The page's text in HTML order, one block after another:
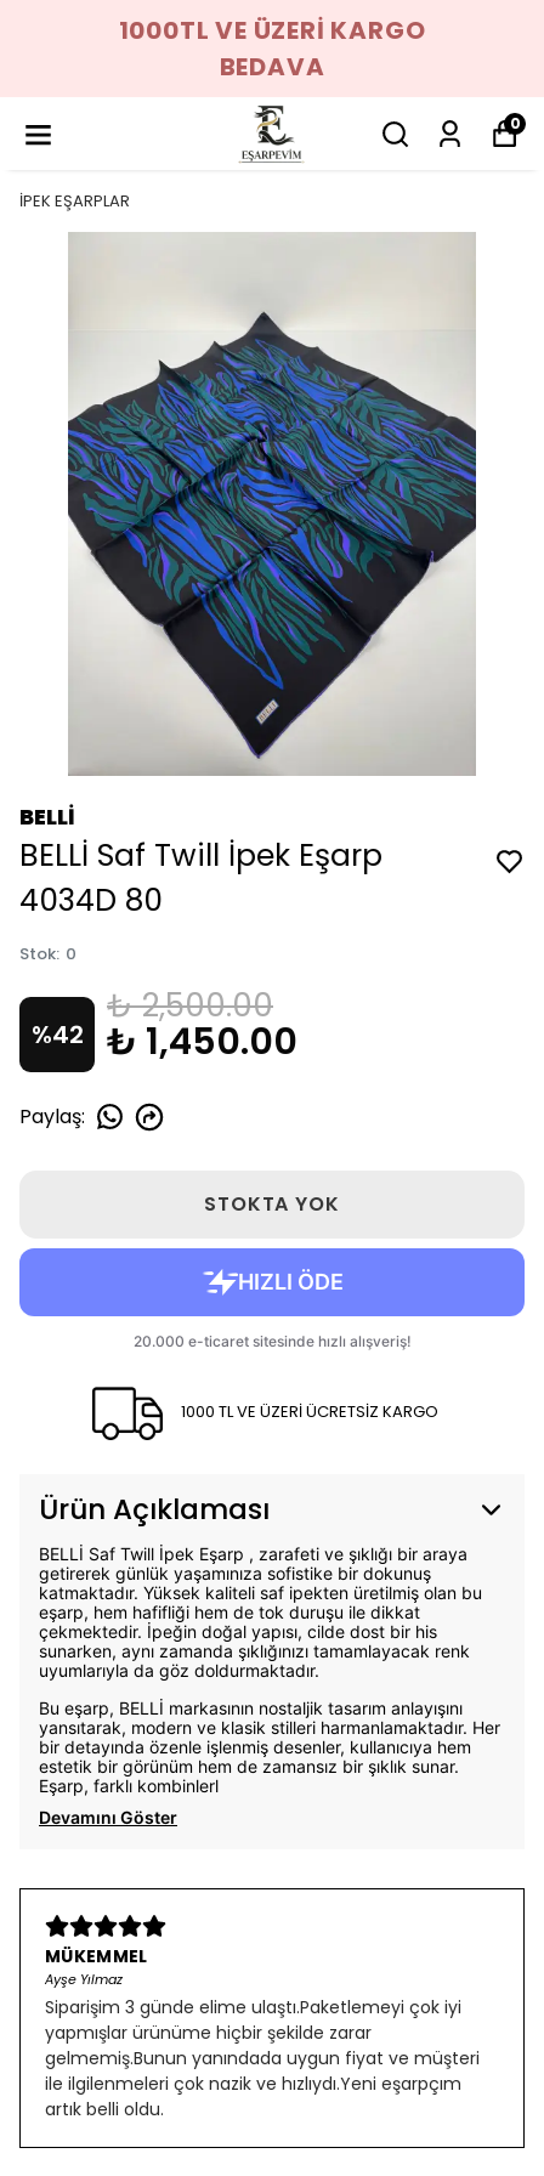
1000TL VE ÜZERİ KARGO
BEDAVA
0
İPEK EŞARPLAR
BELLİ
BELLİ Saf Twill İpek Eşarp
4034D 80
Stok: 0
%42
₺ 2,500.00
₺ 1,450.00
Paylaş:
STOKTA YOK
1000 TL VE ÜZERİ ÜCRETSİZ KARGO
Ürün Açıklaması
BELLİ Saf Twill İpek Eşarp , zarafeti ve şıklığı bir araya
getirerek günlük yaşamınıza sofistike bir dokunuş
katmaktadır. Yüksek kaliteli saf ipekten üretilmiş olan bu
eşarp, hem hafifliği hem de tok duruşu ile dikkat
çekmektedir. İpeğin doğal yapısı, cilde dost bir his
sunarken, aynı zamanda şıklığınızı tamamlayacak renk
uyumlarıyla da göz doldurmaktadır.
Bu eşarp, BELLİ markasının nostaljik tasarım anlayışını
yansıtarak, modern ve klasik stilleri harmanlamaktadır. Her
bir detayında özenle işlenmiş desenler, kullanıcıya hem
estetik bir görünüm hem de zamansız bir şıklık sunar.
Eşarp, farklı kombinlerl
Devamını Göster
MÜKEMMEL
Ayşe Yılmaz
Siparişim 3 günde elime ulaştı.Paketlemeyi çok iyi
yapmışlar ürünüme hiçbir şekilde zarar
gelmemiş.Bunun yanındada uygun fiyat ve müşteri
ile ilgilenmeleri çok nazik ve hızlıydı.Yeni eşarpçım
artık belli oldu.